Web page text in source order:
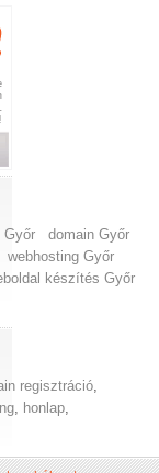
Győr
domain Győr
webhosting Győr
készítés Győr
regisztráció
honlap